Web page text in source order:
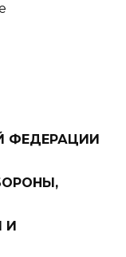
ФЕДЕРАЦИИ
И